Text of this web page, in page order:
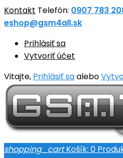
Kontakt Telefón: 0907 783
eshop@gsm4all.sk
Prihlásiť sa
Vytvoriť účet
Vitajte, Prihlásiť saalebo
shopping_cart Košík: 0